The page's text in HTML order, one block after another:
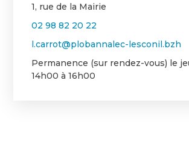
1, rue de la Mairie
02 98 82 20 22
l.carrot@plobannalec-lesconil.bzh
Permanence (sur rendez-vous) le
14h00 à 16h00